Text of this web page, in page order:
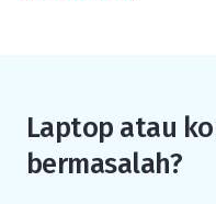
Laptop atau
bermasalah?